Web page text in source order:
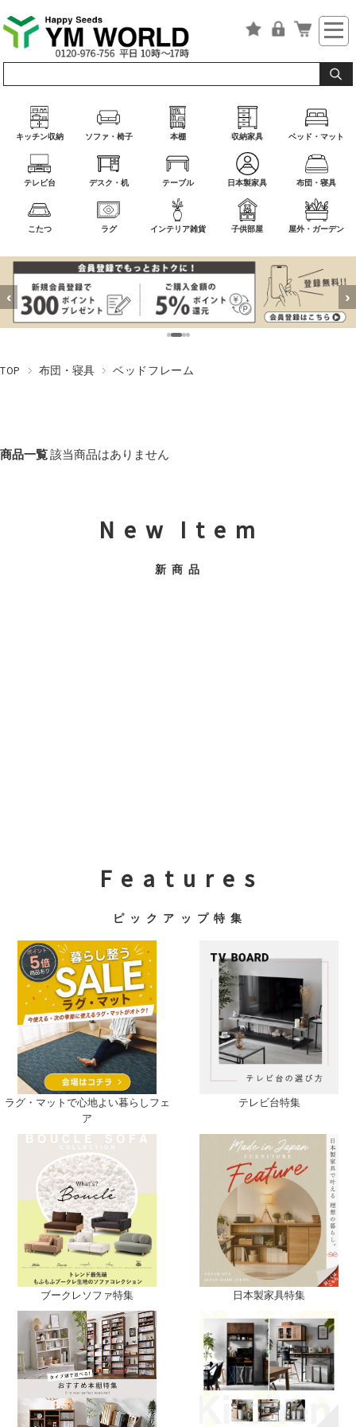
キッチン収納 ソファ・椅子 本棚 収納家具 ベッド・マット
テレビ台 デスク・机 テーブル 日本製家具 布団・寝具
こたつ ラグ インテリア雑貨 子供部屋 屋外・ガーデン
‹ ›
TOP 布団・寝具 ベッドフレーム
商品一覧該当商品はありません
N e w I t e m
新 商 品
F e a t u r e s
ピ ッ ク ア ッ プ 特 集
ラグ・マットで心地よい暮らしフェ
ア
テレビ台特集
ブークレソファ特集 日本製家具特集